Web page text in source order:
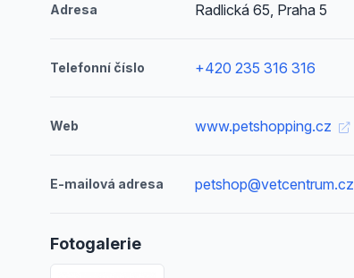
Adresa Radlická 65, Praha 5
Telefonní číslo +420 235 316 316
Web www.petshopping.cz
E-mailová adresa petshop@vetcentrum.cz
Fotogalerie